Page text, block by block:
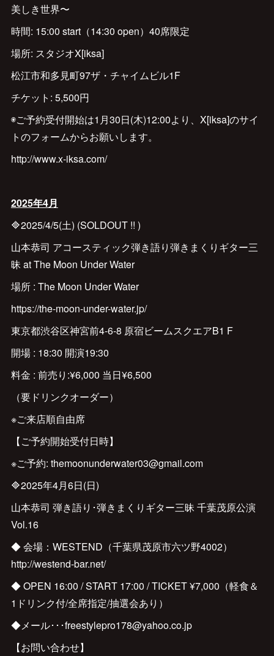
美しき世界〜
時間: 15:00 start（14:30 open）40席限定
場所: スタジオX[iksa]
松江市和多見町97ザ・チャイムビル1F
チケット: 5,500円
◉ご予約受付開始は1月30日(木)12:00より、X[iksa]のサイ
トのフォームからお願いします。
http://www.x-iksa.com/
2025年4月
🔷2025/4/5(土) (SOLDOUT !! )
山本恭司 アコースティック弾き語り弾きまくりギター三
昧 at The Moon Under Water
場所 : The Moon Under Water
https://the-moon-under-water.jp/
東京都渋谷区神宮前4-6-8 原宿ビームスクエアB1 F
開場 : 18:30 開演19:30
料金 : 前売り:¥6,000 当日¥6,500
（要ドリンクオーダー）
※ご来店順自由席
【ご予約開始受付日時】
※ご予約: themoonunderwater03@gmail.com
🔷2025年4月6日(日)
山本恭司 弾き語り･弾きまくりギター三昧 千葉茂原公演
Vol.16
◆ 会場：WESTEND（千葉県茂原市六ツ野4002）
http://westend-bar.net/
◆ OPEN 16:00 / START 17:00 / TICKET ¥7,000（軽食＆
1ドリンク付/全席指定/抽選会あり）
◆メール･･･freestylepro178@yahoo.co.jp
【お問い合わせ】